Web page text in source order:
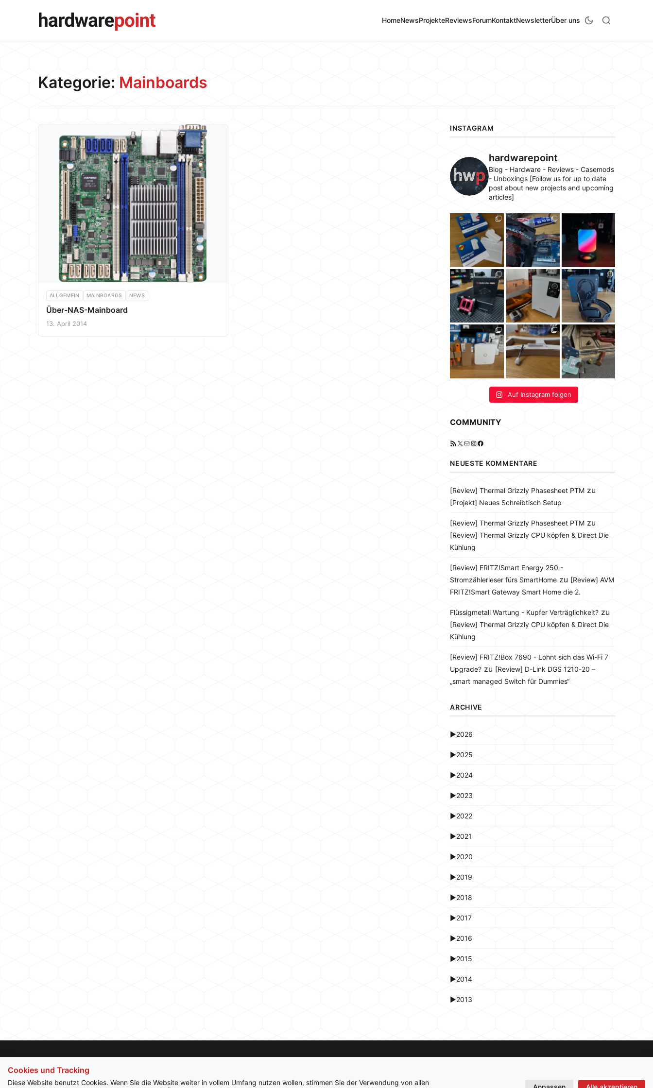
HomeNewsProjekteReviewsForumKontaktNewsletterÜber uns
Kategorie: Mainboards
ALLGEMEIN MAINBOARDS NEWS
Über-NAS-Mainboard
13. April 2014
INSTAGRAM
hardwarepoint
Blog - Hardware - Reviews - Casemods
- Unboxings [Follow us for up to date
post about new projects and upcoming
articles]
Auf Instagram folgen
COMMUNITY
RSS-Feed
X E-MailInstagram
Facebook
NEUESTE KOMMENTARE
[Review] Thermal Grizzly Phasesheet PTM zu
[Projekt] Neues Schreibtisch Setup
[Review] Thermal Grizzly Phasesheet PTM zu
[Review] Thermal Grizzly CPU köpfen & Direct Die
Kühlung
[Review] FRITZ!Smart Energy 250 -
Stromzählerleser fürs SmartHome zu [Review] AVM
FRITZ!Smart Gateway Smart Home die 2.
Flüssigmetall Wartung - Kupfer Verträglichkeit? zu
[Review] Thermal Grizzly CPU köpfen & Direct Die
Kühlung
[Review] FRITZ!Box 7690 - Lohnt sich das Wi-Fi 7
Upgrade? zu [Review] D-Link DGS 1210-20 –
„smart managed Switch für Dummies“
ARCHIVE
►2026
►2025
►2024
►2023
►2022
►2021
►2020
►2019
►2018
►2017
►2016
►2015
►2014
►2013
Cookies und Tracking
Diese Website benutzt Cookies. Wenn Sie die Website weiter in vollem Umfang nutzen wollen, stimmen Sie der Verwendung von allen